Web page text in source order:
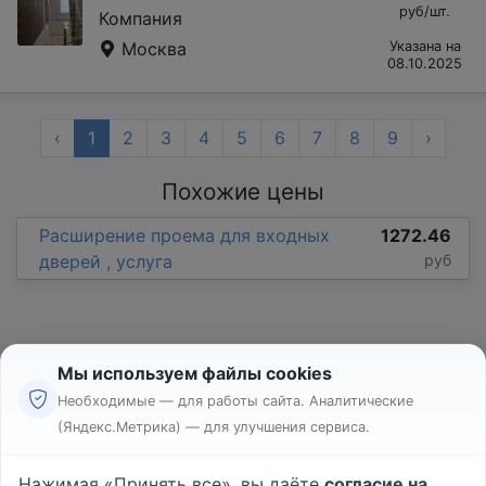
Компания
Москва
руб/шт.
Указана на
08.10.2025
‹ 1 2 3 4 5 6 7 8 9 ›
Похожие цены
Расширение проема для входных
дверей , услуга
1272.46
руб
Реклама
Мы используем файлы cookies
Необходимые — для работы сайта. Аналитические
(Яндекс.Метрика) — для улучшения сервиса.